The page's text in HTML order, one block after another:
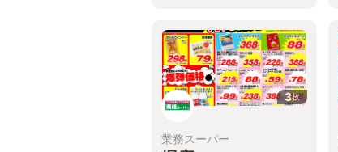
3枚
業務スーパー